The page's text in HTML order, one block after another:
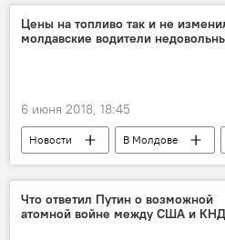
США
Вашингтон
Кристина Балан
посол
Дональд Трамп
Цены на топливо так и не
молдавские водители
6 июня 2018, 18:45
Новости В Молдове
Кишинев
Республика
Кирилл Габурич
цены на топливо
Что ответил Путин о возможной
атомной войне между США и